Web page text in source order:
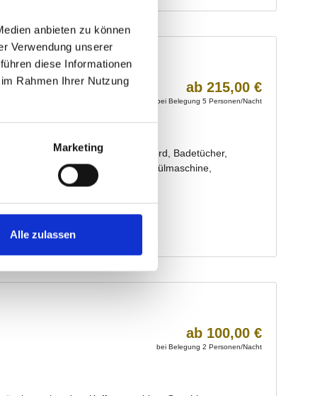
anbieten zu können
Verwendung unserer
diese Informationen
Rahmen Ihrer Nutzung
Marketing
Alle zulassen